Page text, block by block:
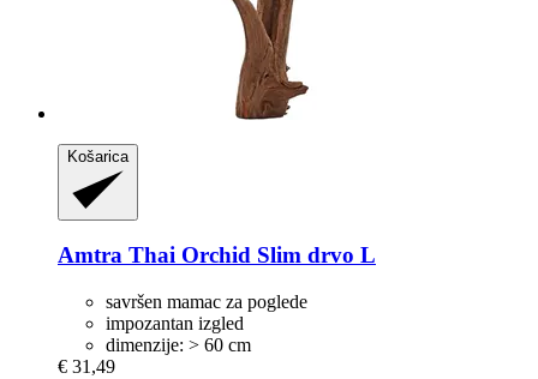
Košarica
Amtra Thai Orchid Slim drvo L
savršen mamac za poglede
impozantan izgled
dimenzije: > 60 cm
€ 31,49